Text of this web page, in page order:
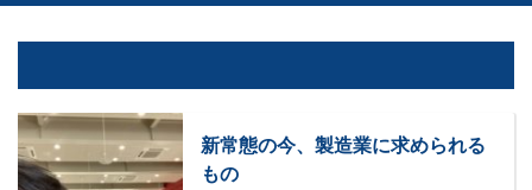
新常態の今、製造業に求められる
もの